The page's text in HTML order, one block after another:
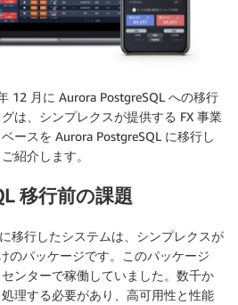
12 月に Aurora PostgreSQL への移行
は、シンプレクスが提供する FX 事業
ースを Aurora PostgreSQL に移行し
紹介します。
移行前の課題
移行したシステムは、シンプレクスが
のパッケージです。このパッケージ
ンターで稼働していました。数千か
理する必要があり、高可用性と性能